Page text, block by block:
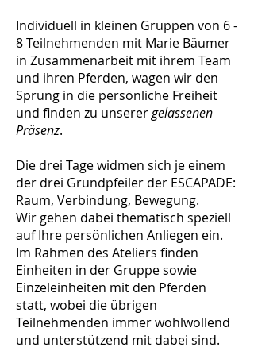
Individuell in kleinen Gruppen von 6 -
8 Teilnehmenden mit Marie Bäumer
in Zusammenarbeit mit ihrem Team
und ihren Pferden, wagen wir den
Sprung in die persönliche Freiheit
und finden zu unserergelassenen
Präsenz.
Die drei Tage widmen sich je einem
der drei Grundpfeiler der ESCAPADE:
Raum, Verbindung, Bewegung.
Wir gehen dabei thematisch speziell
auf Ihre persönlichen Anliegen ein.
Im Rahmen des Ateliers finden
Einheiten in der Gruppe sowie
Einzeleinheiten mit den Pferden
statt, wobei die übrigen
Teilnehmenden immer wohlwollend
und unterstützend mit dabei sind.